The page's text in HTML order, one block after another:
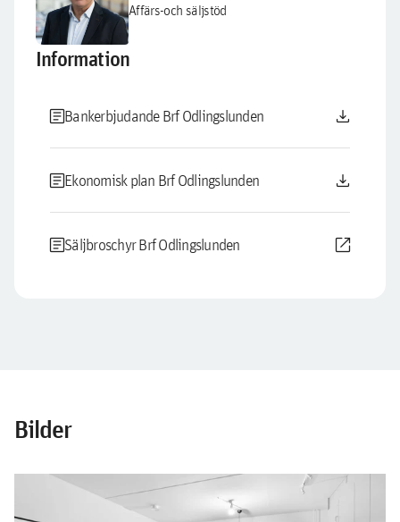
Affärs-och säljstöd
Information
articleBankerbjudande Brf Odlingslunden download
articleEkonomisk plan Brf Odlingslunden download
articleSäljbroschyr Brf Odlingslunden open_in_new
Bilder